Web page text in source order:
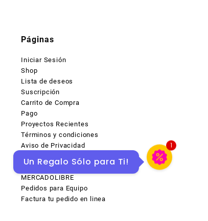
Páginas
Iniciar Sesión
Shop
Lista de deseos
Suscripción
Carrito de Compra
Pago
Proyectos Recientes
Términos y condiciones
Aviso de Privacidad
Productos en descuentos en
MERCADOLIBRE
Pedidos para Equipo
Factura tu pedido en linea
Un Regalo Sólo para Ti!
1